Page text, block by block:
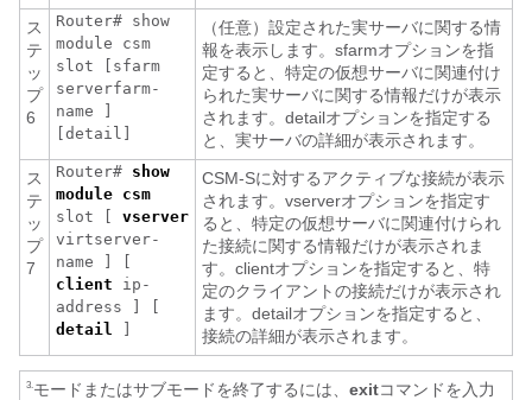
ス
テ
ッ
プ
6
Router# show
module csm
slot [sfarm
serverfarm-
name
[detail]
（任意）設定された実サーバに関する情
報を表示します。sfarmオプションを指
定すると、特定の仮想サーバに関連付け
られた実サーバに関する情報だけが表示
されます。detailオプションを指定する
と、実サーバの詳細が表示されます。
ス
テ
ッ
プ
7
Router# show
module csm
slot
vserver
virtserver-
name
client
ip-
address
detail
CSM-Sに対するアクティブな接続が表示
されます。vserverオプションを指定す
ると、特定の仮想サーバに関連付けられ
た接続に関する情報だけが表示されま
す。clientオプションを指定すると、特
定のクライアントの接続だけが表示され
ます。detailオプションを指定すると、
接続の詳細が表示されます。
3.モードまたはサブモードを終了するには、 exitコマンドを入力